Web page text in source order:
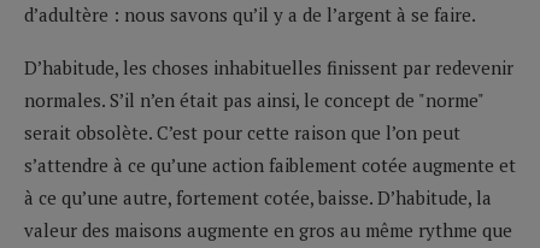
d’adultère : nous savons qu’il y a de l’argent à se faire.
D’habitude, les choses inhabituelles finissent par redevenir
normales. S’il n’en était pas ainsi, le concept de "norme"
serait obsolète. C’est pour cette raison que l’on peut
s’attendre à ce qu’une action faiblement cotée augmente et
à ce qu’une autre, fortement cotée, baisse. D’habitude, la
valeur des maisons augmente en gros au même rythme que